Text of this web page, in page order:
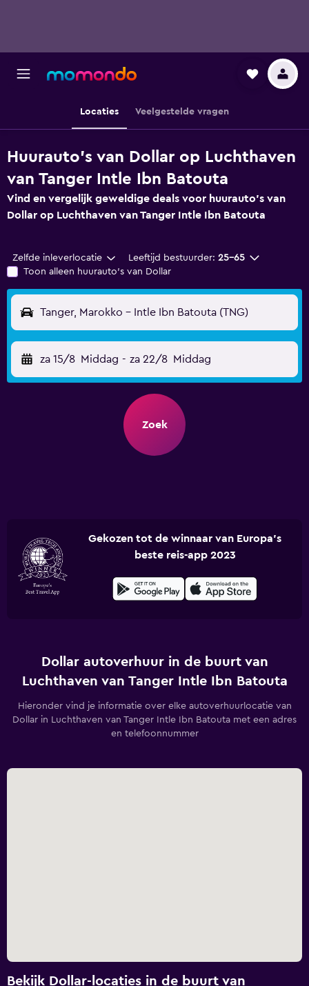
Locaties Veelgestelde vragen
Huurauto's van Dollar op Luchthaven
van Tanger Intle Ibn Batouta
Vind en vergelijk geweldige deals voor huurauto's van
Dollar op Luchthaven van Tanger Intle Ibn Batouta
Zelfde inleverlocatie Leeftijd bestuurder: 25-65
Toon alleen huurauto's van Dollar
Tanger, Marokko - Intle Ibn Batouta (TNG)
za 15/8 Middag - za 22/8 Middag
Zoek
Gekozen tot de winnaar van Europa's
beste reis-app 2023
Dollar autoverhuur in de buurt van
Luchthaven van Tanger Intle Ibn Batouta
Hieronder vind je informatie over elke autoverhuurlocatie van
Dollar in Luchthaven van Tanger Intle Ibn Batouta met een adres
en telefoonnummer
Bekijk Dollar-locaties in de buurt van